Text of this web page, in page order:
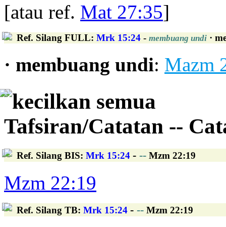
[atau ref. Mat 27:35]
Ref. Silang FULL: Mrk 15:24 - membuang undi ·
· membuang undi: Mazm
kecilkan semua
Tafsiran/Catatan --
Ref. Silang BIS: Mrk 15:24 - -- Mzm 22:19
Mzm 22:19
Ref. Silang TB: Mrk 15:24 - -- Mzm 22:19